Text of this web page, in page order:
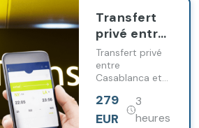
Transfert
privé entre
Casablanca
et Tanger
Transfert privé
entre
Casablanca et
chauffeur
professionnel et
279
EUR
3
heures